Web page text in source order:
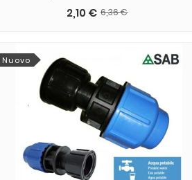
2,10 € 6,36 €
Nuovo